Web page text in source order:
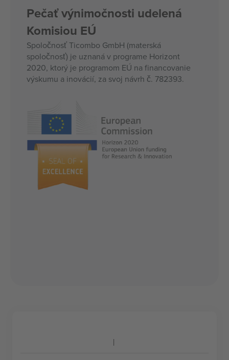
Pečať výnimočnosti udelená
Komisiou EÚ
Spoločnosť Ticombo GmbH (materská
spoločnosť) je uznaná v programe Horizont
2020, ktorý je programom EÚ na financovanie
výskumu a inovácií, za svoj návrh č. 782393.